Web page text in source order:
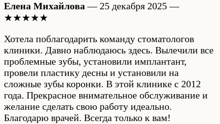
Елена Михайлова— 25 декабря 2025 —
★★★★★
Хотела поблагодарить команду стоматологов
клиники. Давно наблюдаюсь здесь. Вылечили все
проблемные зубы, установили имплантант,
провели пластику десны и установили на
сложные зубы коронки. В этой клинике с 2012
года. Прекрасное внимательное обслуживание и
желание сделать свою работу идеально.
Благодарю врачей. Всегда только к вам!